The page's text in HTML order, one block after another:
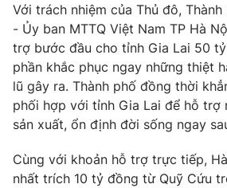
Emagazine Podcast
Photo
Video Shorts
VTV Money VTV
Với trách nhiệm của Thủ đô,
- Ủy ban MTTQ Việt Nam TP Hà
trợ bước đầu cho tỉnh Gia Lai 50
phần khắc phục ngay những thiệt
lũ gây ra. Thành phố đồng thời
phối hợp với tỉnh Gia Lai để hỗ trợ
sản xuất, ổn định đời sống ngay
Cùng với khoản hỗ trợ trực tiếp,
nhất trích 10 tỷ đồng từ Quỹ Cứu